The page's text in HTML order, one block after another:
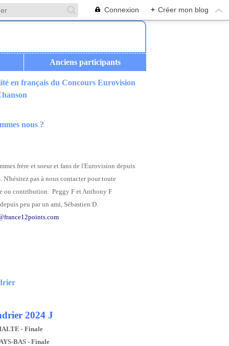
Connexion + Créer mon blog
Anciens participants
en français du Concours Eurovision
nous ?
frère et soeur et fans de l'Eurovision depuis
N'hésitez pas à nous contacter pour toute
ou contribution. Peggy F et Anthony F
peu par un ami, Sébastien D.
2024 J
- Finale
BAS - Finale